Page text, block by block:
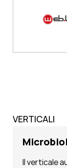
VERTICALI
Il verticale